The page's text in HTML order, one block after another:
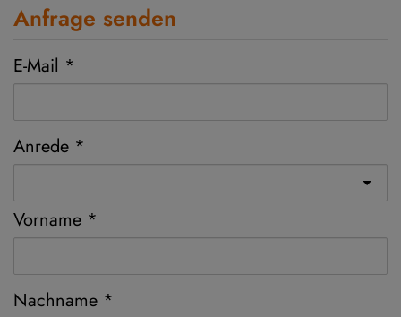
Anfrage senden
E-Mail
Anrede
Vorname
Nachname